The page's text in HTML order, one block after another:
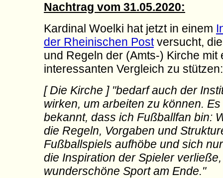
Nachtrag vom 31.05.2020:
Kardinal Woelki hat jetzt in einem
der Rheinischen Postversucht,
und Regeln der (Amts-) Kirche mit
interessanten Vergleich zu stützen:
[ Die Kirche ] "bedarf auch der
wirken, um arbeiten zu können.
bekannt, dass ich Fußballfan bin:
die Regeln, Vorgaben und
Fußballspiels aufhöbe und sich
die Inspiration der Spieler
wunderschöne Sport am Ende."